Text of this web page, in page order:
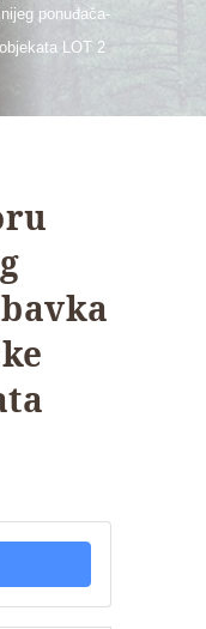
ponuđača-
LOT 2